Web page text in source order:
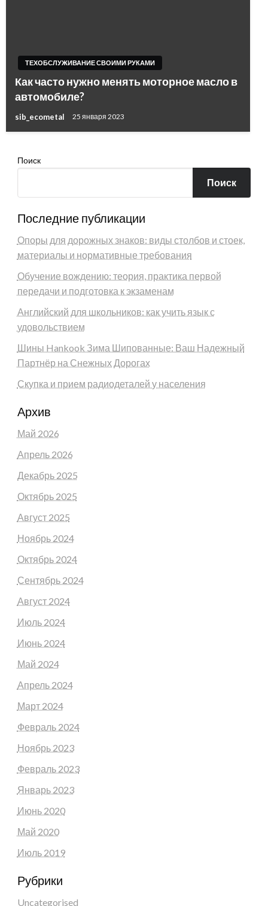
ТЕХОБСЛУЖИВАНИЕ СВОИМИ РУКАМИ
Как часто нужно менять моторное масло в
автомобиле?
sib_ecometal 25 января 2023
Поиск
Поиск
Последние публикации
Опоры для дорожных знаков: виды столбов и стоек,
материалы и нормативные требования
Обучение вождению: теория, практика первой
передачи и подготовка к экзаменам
Английский для школьников: как учить язык с
удовольствием
Шины Hankook Зима Шипованные: Ваш Надежный
Партнёр на Снежных Дорогах
Скупка и прием радиодеталей у населения
Архив
Май 2026
Апрель 2026
Декабрь 2025
Октябрь 2025
Август 2025
Ноябрь 2024
Октябрь 2024
Сентябрь 2024
Август 2024
Июль 2024
Июнь 2024
Май 2024
Апрель 2024
Март 2024
Февраль 2024
Ноябрь 2023
Февраль 2023
Январь 2023
Июнь 2020
Май 2020
Июль 2019
Рубрики
Uncategorised